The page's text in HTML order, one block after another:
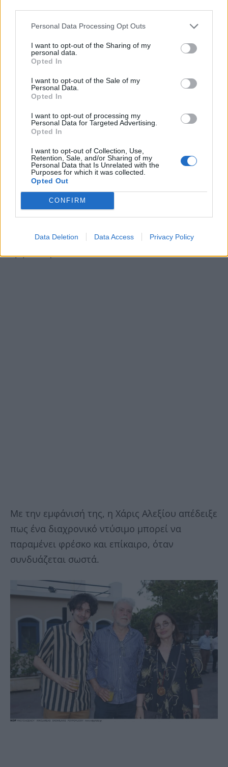
Personal Data Processing Opt Outs
I want to opt-out of the Sharing of my
personal data.
Opted In
I want to opt-out of the Sale of my
Personal Data.
Opted In
I want to opt-out of processing my
Personal Data for Targeted Advertising.
Opted In
I want to opt-out of Collection, Use,
Retention, Sale, and/or Sharing of my
Personal Data that Is Unrelated with the
Purposes for which it was collected.
Opted Out
CONFIRM
Data Deletion Data Access Privacy Policy
Τα συγκεκριμένα υποδήματα συνδυάζουν
μια μοντέρνα πινελιά σε κάθε καθημερινή
εμφάνιση.
Με την εμφάνισή της, η Χάρις Αλεξίου απέδειξε
πως ένα διαχρονικό ντύσιμο μπορεί να
παραμένει φρέσκο και επίκαιρο, όταν
συνδυάζεται σωστά.